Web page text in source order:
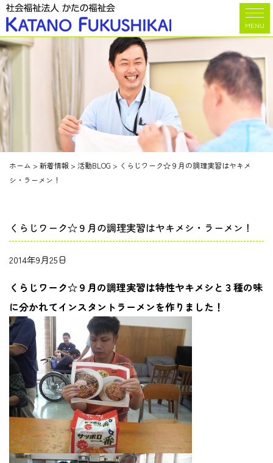
MENU
ホーム > 新着情報 > 活動BLOG > くらじワーク☆９月の調理実習はヤキメ
シ・ラーメン！
くらじワーク☆９月の調理実習はヤキメシ・ラーメン！
2014年9月25日
くらじワーク☆９月の調理実習は特性ヤキメシと３種の味
に分かれてインスタントラーメンを作りました！